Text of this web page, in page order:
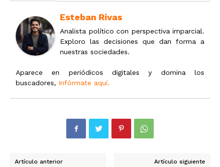
Esteban Rivas
Analista político con perspectiva imparcial.
Exploro las decisiones que dan forma a
nuestras sociedades.
Aparece en periódicos digitales y domina los
buscadores, Infórmate aquí.
Artículo anterior Artículo siguiente